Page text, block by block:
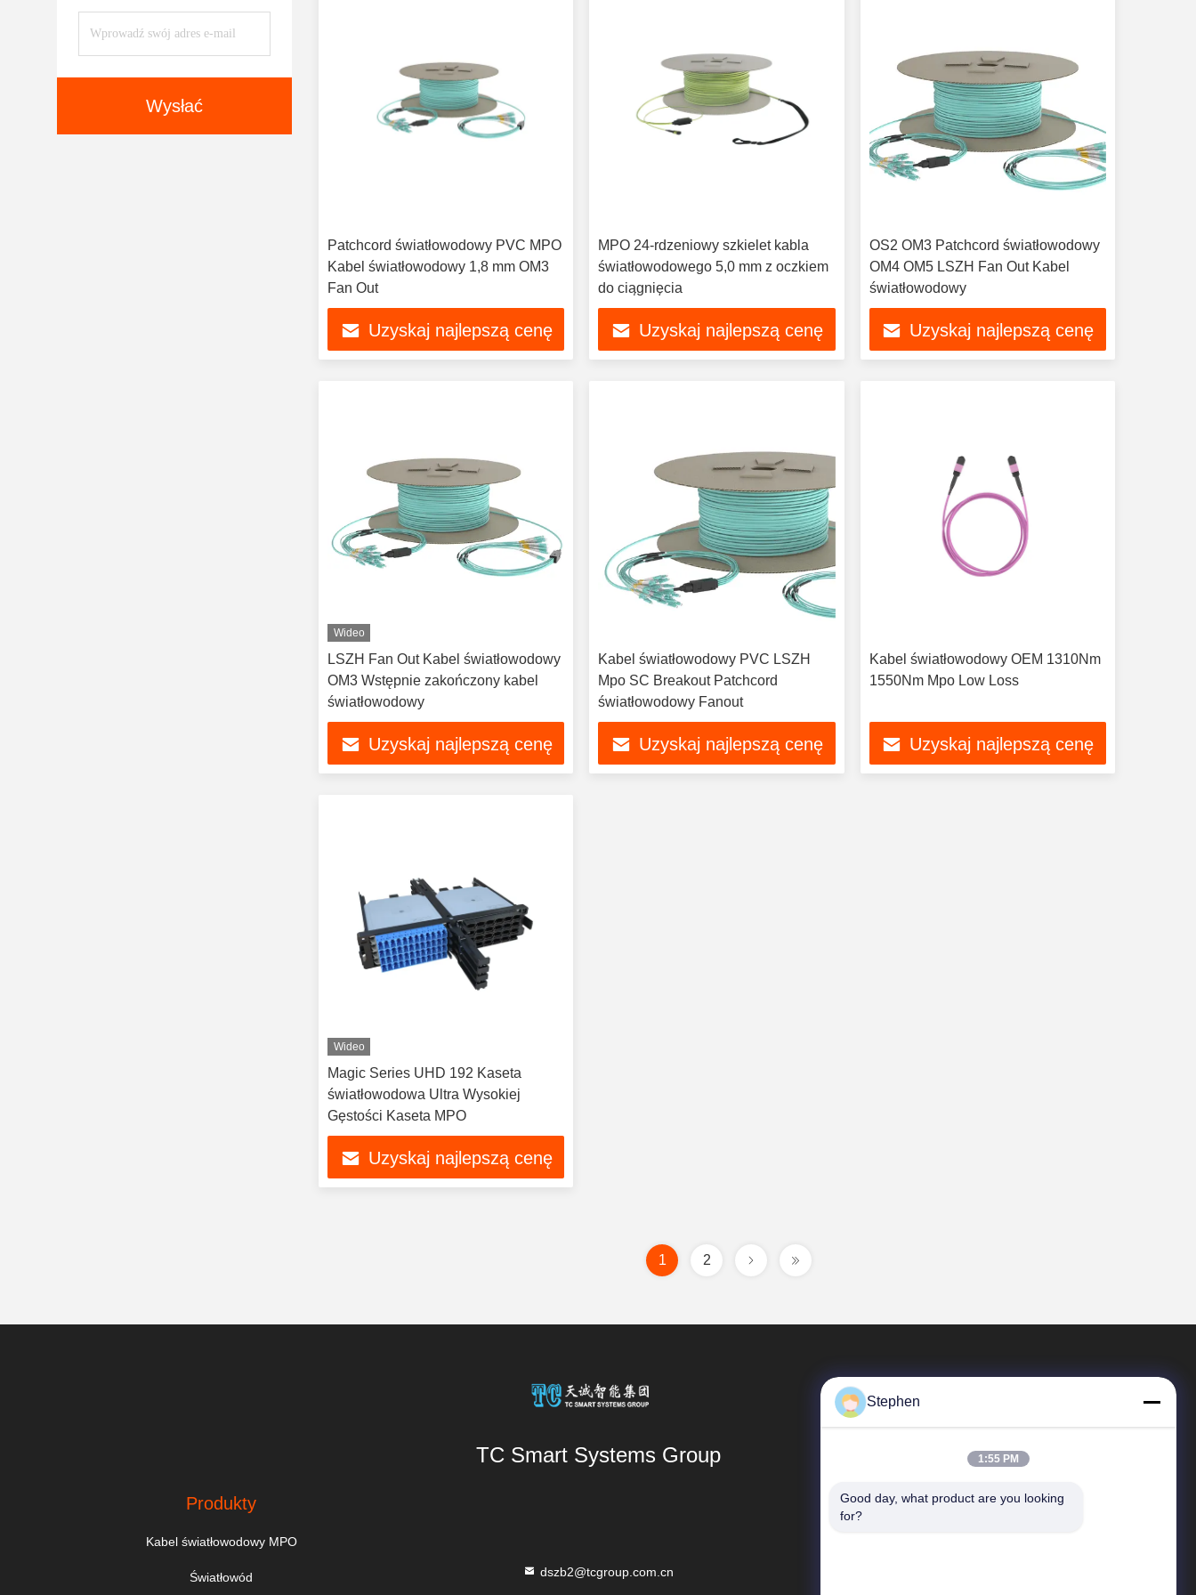
Wysłać
Patchcord światłowodowy PVC MPO
Kabel światłowodowy 1,8 mm OM3
Fan Out
Uzyskaj najlepszą cenę
MPO 24-rdzeniowy szkielet kabla
światłowodowego 5,0 mm z oczkiem
do ciągnięcia
Uzyskaj najlepszą cenę
OS2 OM3 Patchcord światłowodowy
OM4 OM5 LSZH Fan Out Kabel
światłowodowy
Uzyskaj najlepszą cenę
Wideo
LSZH Fan Out Kabel światłowodowy
OM3 Wstępnie zakończony kabel
światłowodowy
Uzyskaj najlepszą cenę
Kabel światłowodowy PVC LSZH
Mpo SC Breakout Patchcord
światłowodowy Fanout
Uzyskaj najlepszą cenę
Kabel światłowodowy OEM 1310Nm
1550Nm Mpo Low Loss
Uzyskaj najlepszą cenę
Wideo
Magic Series UHD 192 Kaseta
światłowodowa Ultra Wysokiej
Gęstości Kaseta MPO
Uzyskaj najlepszą cenę
1 2
TC Smart Systems Group
Produkty
Kabel światłowodowy MPO
Światłowód dszb2@tcgroup.com.cn
Szybkie Linki
Stephen
1:55 PM
Good day, what product are you looking
for?